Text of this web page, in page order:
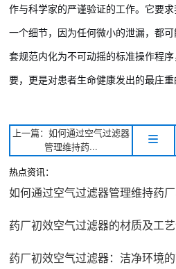
作与科学家的严谨验证的工作。它要
一个细节，因为任何微小的泄漏，都
套规范内化为不可动摇的标准操作程
要，更是对患者生命健康发出的最庄重
上一篇：如何通过空气过滤器
管理维持药...
热点资讯：
如何通过空气过滤器管理维持药
药厂初效空气过滤器的材质及工
药厂初效空气过滤器：洁净环境